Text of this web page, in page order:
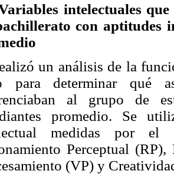
intelectuales
con aptitudes
un análisis de la
para determinar qué
al grupo de
promedio. Se
medidas por el
Perceptual
(VP) y